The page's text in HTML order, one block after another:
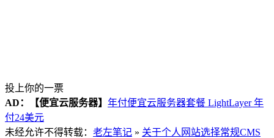
投上你的一票
AD：
【便宜云服务器】 年付便宜云服务器套餐 LightLayer 年
付24美元
未经允许不得转载： 老左笔记 » 关于个人网站选择常规CMS